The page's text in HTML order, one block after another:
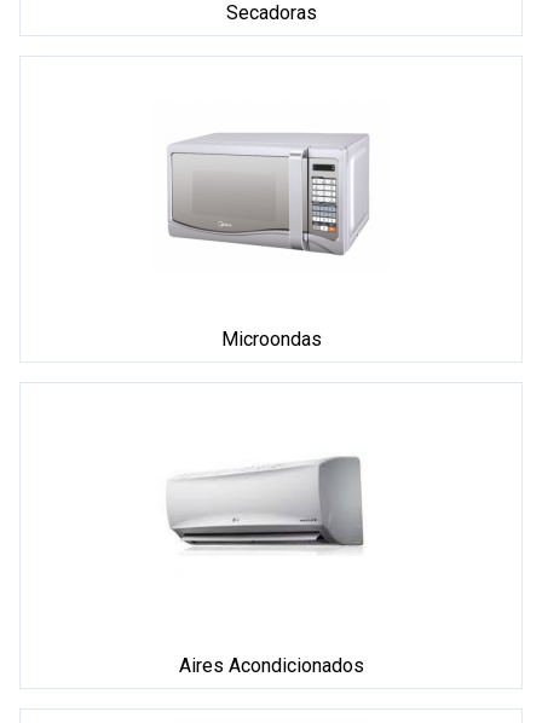
Secadoras
Microondas
Aires Acondicionados